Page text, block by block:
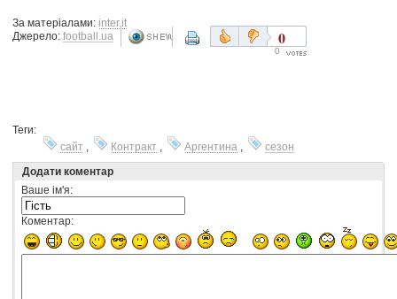
За матеріалами: inter.it
Джерело: football.ua 0
0
Теги:
сайт , Контракт , Аргентина ,
сезон
Додати коментар
Ваше ім'я:
Коментар: